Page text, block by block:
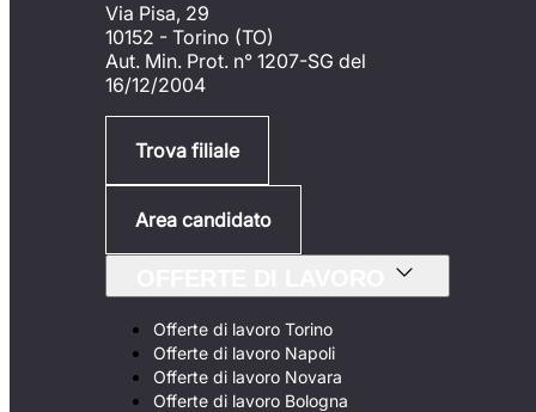
Via Pisa, 29
10152 - Torino (TO)
Aut. Min. Prot. n° 1207-SG del
16/12/2004
Trova filiale
Area candidato
Offerte di lavoro Torino
Offerte di lavoro Napoli
Offerte di lavoro Novara
Offerte di lavoro Bologna